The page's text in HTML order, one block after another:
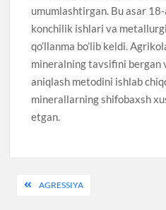
umumlashtirgan. Bu asar
konchilik ishlari va
qo’llanma bo’lib keldi.
mineralning tavsifini bergan
aniqlash metodini ishlab
minerallarning shifobaxsh
etgan.
PostAGRESSIYA